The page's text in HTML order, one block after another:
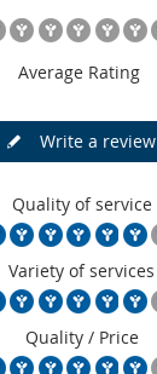
Average Rating
Write a review
Quality of service
Variety of services
Quality / Price